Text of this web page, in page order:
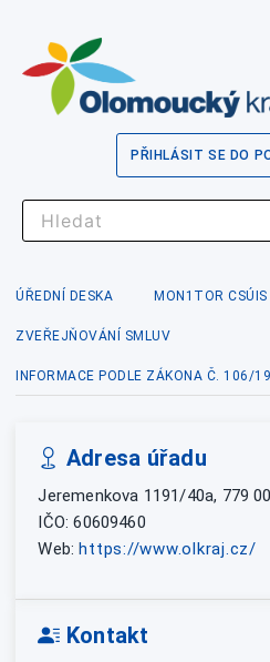
PŘIHLÁSIT SE DO
ÚŘEDNÍ DESKA MON1TOR CSÚIS
ZVEŘEJŇOVÁNÍ SMLUV
INFORMACE PODLE ZÁKONA Č. 106/
Adresa úřadu
Jeremenkova 1191/40a, 779
IČO: 60609460
Web: https://www.olkraj.cz/
Kontakt